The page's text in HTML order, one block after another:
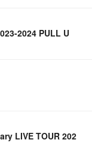
2024 PULL U
LIVE TOUR 202